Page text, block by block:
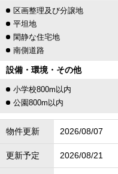
区画整理及び分譲地
平坦地
閑静な住宅地
南側道路
設備・環境・その他
小学校800m以内
公園800m以内
物件更新 2026/08/07
更新予定 2026/08/21